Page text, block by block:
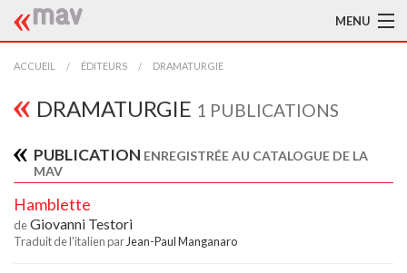
MENU
ACCUEIL
LA MAV
TRADUCTEURS
AIDE À LA TRADUCTION
ACCUEIL ÉDITEURS DRAMATURGIE
DRAMATURGIE 1 PUBLICATIONS
PUBLICATION ENREGISTRÉE AU CATALOGUE DE LA
MAV
Hamblette
deGiovanni Testori
Traduit de l'italien par Jean-Paul Manganaro